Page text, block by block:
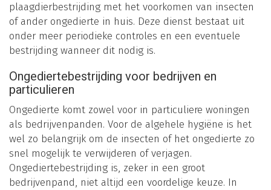
plaagdierbestrijding met het voorkomen van insecten
of ander ongedierte in huis. Deze dienst bestaat uit
onder meer periodieke controles en een eventuele
bestrijding wanneer dit nodig is.
Ongediertebestrijding voor bedrijven en
particulieren
Ongedierte komt zowel voor in particuliere woningen
als bedrijvenpanden. Voor de algehele hygiëne is het
wel zo belangrijk om de insecten of het ongedierte zo
snel mogelijk te verwijderen of verjagen.
Ongediertebestrijding is, zeker in een groot
bedrijvenpand, niet altijd een voordelige keuze. In